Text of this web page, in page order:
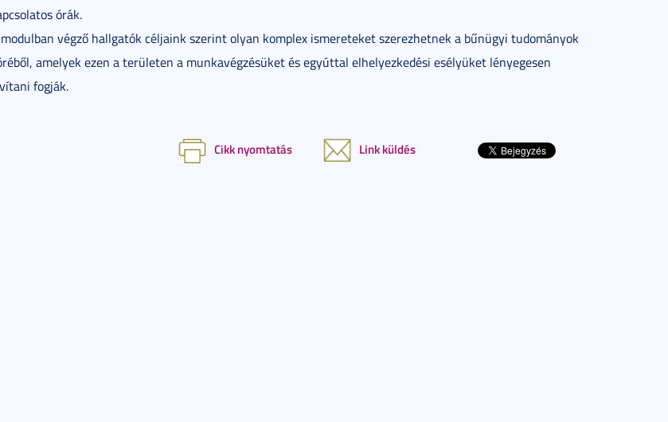
órák.
végző hallgatók céljaink szerint olyan komplex ismereteket szerezhetnek a bűnügyi tudományok
amelyek ezen a területen a munkavégzésüket és egyúttal elhelyezkedési esélyüket lényegesen
fogják.
Cikk nyomtatás Link küldés